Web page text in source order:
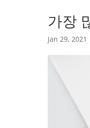
가장
Jan 29, 2021